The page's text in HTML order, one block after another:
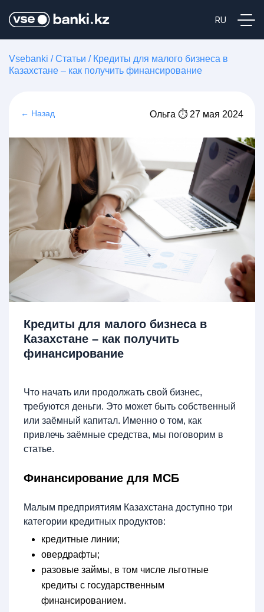
Vsebanki /Статьи / Кредиты для малого бизнеса в
Казахстане – как получить финансирование
← Назад Ольга ⏱ 27 мая 2024
Кредиты для малого бизнеса в
Казахстане – как получить
финансирование
Что начать или продолжать свой бизнес,
требуются деньги. Это может быть собственный
или заёмный капитал. Именно о том, как
привлечь заёмные средства, мы поговорим в
статье.
Финансирование для МСБ
Малым предприятиям Казахстана доступно три
категории кредитных продуктов:
кредитные линии;
овердрафты;
разовые займы, в том числе льготные
кредиты с государственным
финансированием.